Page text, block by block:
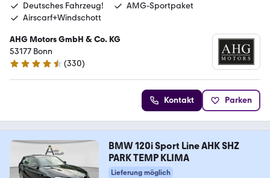
Deutsches Fahrzeug!
AMG-Sportpaket
Airscarf+Windschott
AHG Motors GmbH & Co. KG
53177 Bonn
4.7 Sterne
(330)
Kontakt Parken
BMW 120i Sport Line AHK SHZ
PARK TEMP KLIMA
Lieferung möglich